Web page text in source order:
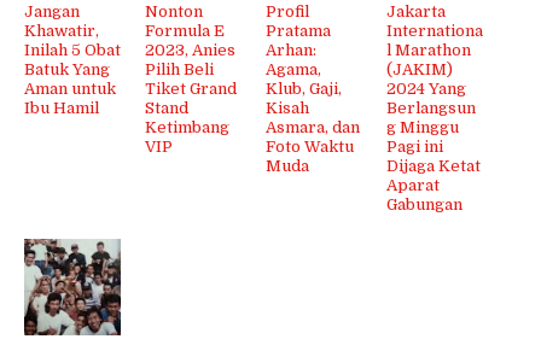
Jangan
Khawatir,
Inilah 5 Obat
Batuk Yang
Aman untuk
Ibu Hamil
Nonton
Formula E
2023, Anies
Pilih Beli
Tiket Grand
Stand
Ketimbang
VIP
Profil
Pratama
Arhan:
Agama,
Klub, Gaji,
Kisah
Asmara, dan
Foto Waktu
Muda
Jakarta
Internationa
l Marathon
(JAKIM)
2024 Yang
Berlangsun
g Minggu
Pagi ini
Dijaga Ketat
Aparat
Gabungan